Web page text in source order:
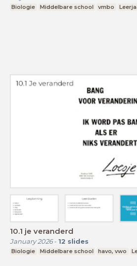
Biologie Middelbare school vmbo
10.1 je veranderd
January 2026- 12 slides
Biologie Middelbare school havo, vwo